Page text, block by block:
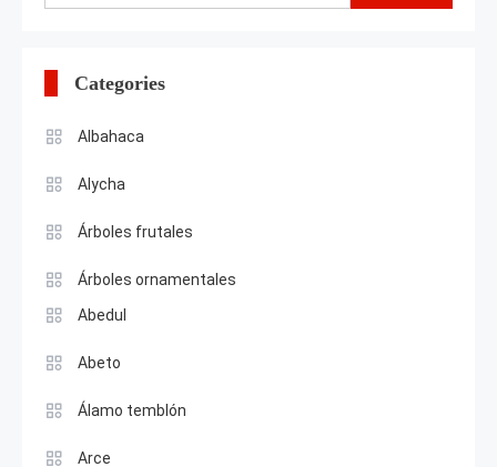
for:
Categories
Albahaca
Alycha
Árboles frutales
Árboles ornamentales
Abedul
Abeto
Álamo temblón
Arce